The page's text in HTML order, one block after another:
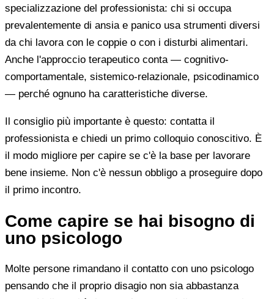
specializzazione del professionista: chi si occupa
prevalentemente di ansia e panico usa strumenti diversi
da chi lavora con le coppie o con i disturbi alimentari.
Anche l'approccio terapeutico conta — cognitivo-
comportamentale, sistemico-relazionale, psicodinamico
— perché ognuno ha caratteristiche diverse.
Il consiglio più importante è questo: contatta il
professionista e chiedi un primo colloquio conoscitivo. È
il modo migliore per capire se c'è la base per lavorare
bene insieme. Non c'è nessun obbligo a proseguire dopo
il primo incontro.
Come capire se hai bisogno di
uno psicologo
Molte persone rimandano il contatto con uno psicologo
pensando che il proprio disagio non sia abbastanza